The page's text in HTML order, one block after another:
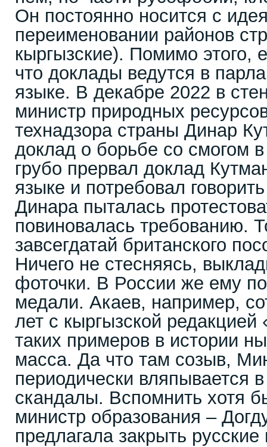
Он постоянно носится с
переименовании районов
кыргызские). Помимо этого,
что доклады ведутся в
языке. В декабре 2022 в
министр природных
технадзора страны Динар
доклад о борьбе со смогом
грубо прервал доклад
языке и потребовал
Динара пыталась
повиновалась требованию.
завсегдатай британского
Ничего не стесняясь,
фоточки. В России же ему
медали. Акаев, например,
лет с кыргызской
таких примеров в истории
масса. Да что там созыв,
периодически вляпывается
скандалы. Вспомнить хотя
министр образования –
предлагала закрыть